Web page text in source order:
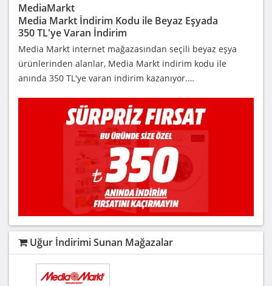
MediaMarkt
Media Markt İndirim Kodu ile Beyaz Eşyada
350 TL'ye Varan İndirim
Media Markt internet mağazasından seçili beyaz eşya
ürünlerinden alanlar, Media Markt indirim kodu ile
anında 350 TL'ye varan indirim kazanıyor.…
Uğur İndirimi Sunan Mağazalar